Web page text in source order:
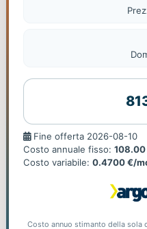
Fine
offerta
Fine offerta 2026-08-10
Costo annuale fisso: 108.00
Costo variabile: 0.4700 €/
Costo annuo stimanto della sola